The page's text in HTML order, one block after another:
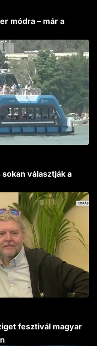
módra – már a
választják a
fesztivál magyar